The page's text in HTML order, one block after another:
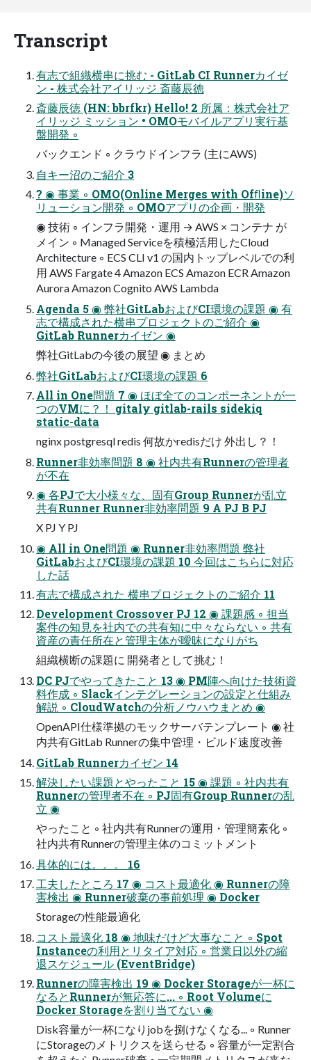
Transcript
有志で組織横串に挑む - GitLab CI Runnerカイゼ
ン - 株式会社アイリッジ 斎藤辰徳
斎藤辰徳 (HN: bbrfkr) Hello! 2 所属：株式会社ア
イリッジ ミッション • OMOモバイルアプリ実行基
盤開発 ◦
バックエンド ◦ クラウドインフラ (主にAWS)
自キー沼のご紹介 3
? ◉ 事業 ◦ OMO(Online Merges with Ofﬂine)ソ
リューション開発 ◦ OMOアプリの企画・開発
◉ 技術 ◦ インフラ開発・運用 → AWS × コンテナ が
メイン ◦ Managed Serviceを積極活用したCloud
Architecture ◦ ECS CLI v1 の国内トップレベルでの利
用 AWS Fargate 4 Amazon ECS Amazon ECR Amazon
Aurora Amazon Cognito AWS Lambda
Agenda 5 ◉ 弊社GitLabおよびCI環境の課題 ◉ 有
志で構成された横串プロジェクトのご紹介 ◉
GitLab Runnerカイゼン ◉
弊社GitLabの今後の展望 ◉ まとめ
弊社GitLabおよびCI環境の課題 6
All in One問題 7 ◉ ほぼ全てのコンポーネントが一
つのVMに？！ gitaly gitlab-rails sidekiq
static-data
nginx postgresql redis 何故かredisだけ 外出し？！
Runner非効率問題 8 ◉ 社内共有Runnerの管理者
が不在
◉ 各PJで大小様々な、固有Group Runnerが乱立
共有Runner Runner非効率問題 9 A PJ B PJ
X PJ Y PJ
◉ All in One問題 ◉ Runner非効率問題 弊社
GitLabおよびCI環境の課題 10 今回はこちらに対応
した話
有志で構成された 横串プロジェクトのご紹介 11
Development Crossover PJ 12 ◉ 課題感 ◦ 担当
案件の知見を社内での共有知に中々ならない ◦ 共有
資産の責任所在と管理主体が曖昧になりがち
組織横断の課題に 開発者として挑む！
DC PJでやってきたこと 13 ◉ PM陣へ向けた技術資
料作成 ◦ Slackインテグレーションの設定と仕組み
解説 ◦ CloudWatchの分析ノウハウまとめ ◉
OpenAPI仕様準拠のモックサーバテンプレート ◉ 社
内共有GitLab Runnerの集中管理・ビルド速度改善
GitLab Runnerカイゼン 14
解決したい課題とやったこと 15 ◉ 課題 ◦ 社内共有
Runnerの管理者不在 ◦ PJ固有Group Runnerの乱
立 ◉
やったこと ◦ 社内共有Runnerの運用・管理簡素化 ◦
社内共有Runnerの管理主体のコミットメント
具体的には。。。 16
工夫したところ 17 ◉ コスト最適化 ◉ Runnerの障
害検出 ◉ Runner破棄の事前処理 ◉ Docker
Storageの性能最適化
コスト最適化 18 ◉ 地味だけど大事なこと ◦ Spot
Instanceの利用とリタイア対応 ◦ 営業日以外の縮
退スケジュール (EventBridge)
Runnerの障害検出 19 ◉ Docker Storageが一杯に
なるとRunnerが無応答に... ◦ Root Volumeに
Docker Storageを割り当てない ◉
Disk容量が一杯になりjobを捌けなくなる... ◦ Runner
にStorageのメトリクスを送らせる ◦ 容量が一定割合